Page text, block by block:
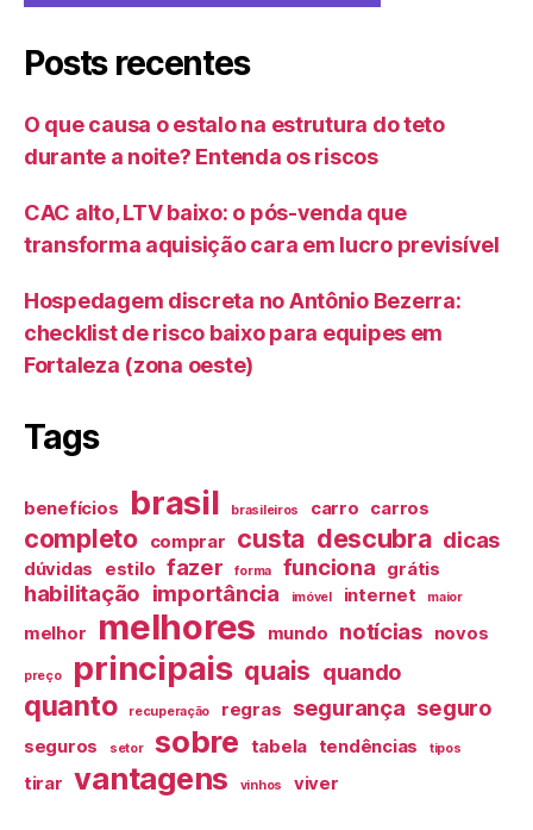
Posts recentes
O que causa o estalo na estrutura do teto
durante a noite? Entenda os riscos
CAC alto, LTV baixo: o pós-venda que
transforma aquisição cara em lucro previsível
Hospedagem discreta no Antônio Bezerra:
checklist de risco baixo para equipes em
Fortaleza (zona oeste)
Tags
benefícios brasil brasileiros carro carros
completo comprar custa descubra dicas
dúvidas estilo fazer forma funciona grátis
habilitação importância imóvel internet maior
melhor melhores mundo notícias novos
preço principais quais quando
quanto recuperação regras segurança seguro
seguros setor sobre tabela tendências tipos
tirar vantagens vinhos viver